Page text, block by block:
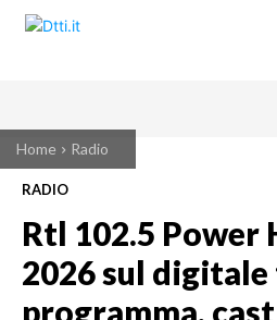
Home Radio
RADIO
Rtl 102.5 Power
2026 sul
programma,